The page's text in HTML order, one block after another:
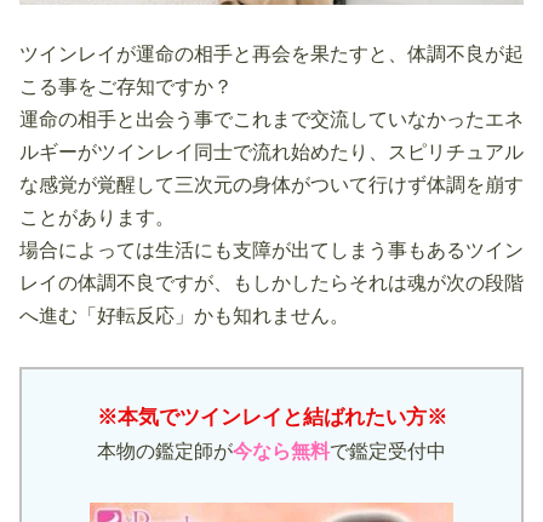
ツインレイが運命の相手と再会を果たすと、体調不良が起
こる事をご存知ですか？
運命の相手と出会う事でこれまで交流していなかったエネ
ルギーがツインレイ同士で流れ始めたり、スピリチュアル
な感覚が覚醒して三次元の身体がついて行けず体調を崩す
ことがあります。
場合によっては生活にも支障が出てしまう事もあるツイン
レイの体調不良ですが、もしかしたらそれは魂が次の段階
へ進む「好転反応」かも知れません。
※本気でツインレイと結ばれたい方※
本物の鑑定師が今なら無料で鑑定受付中